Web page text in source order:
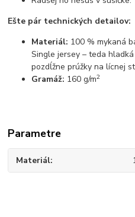
Ešte pár technických detailov:
Materiál: 100 % mykaná
Single jersey – teda
pozdĺžne prúžky na lícnej
Gramáž: 160 g/m2
Parametre
Materiál